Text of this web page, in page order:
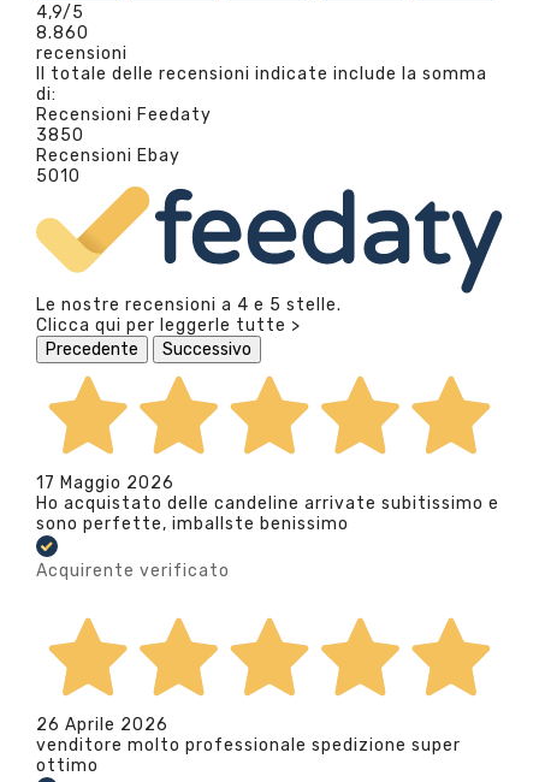
4,9/5
8.860
recensioni
Il totale delle recensioni indicate include la somma
di:
Recensioni Feedaty
3850
Recensioni Ebay
5010
Le nostre recensioni a 4 e 5 stelle.
Clicca qui per leggerle tutte >
Precedente
Successivo
17 Maggio 2026
Ho acquistato delle candeline arrivate subitissimo e
sono perfette, imballste benissimo
Acquirente verificato
26 Aprile 2026
venditore molto professionale spedizione super
ottimo